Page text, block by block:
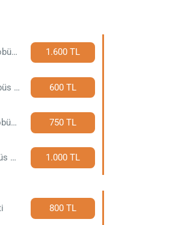
Kahramanmaraş - Antalya Otobüs Bileti 1.600 TL
Kahramanmaraş - Adana Otobüs Bileti 600 TL
Kahramanmaraş - Kayseri Otobüs Bileti 750 TL
Kahramanmaraş - Sivas Otobüs Bileti 1.000 TL
800 TL